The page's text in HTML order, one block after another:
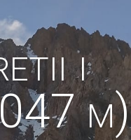
i
m)